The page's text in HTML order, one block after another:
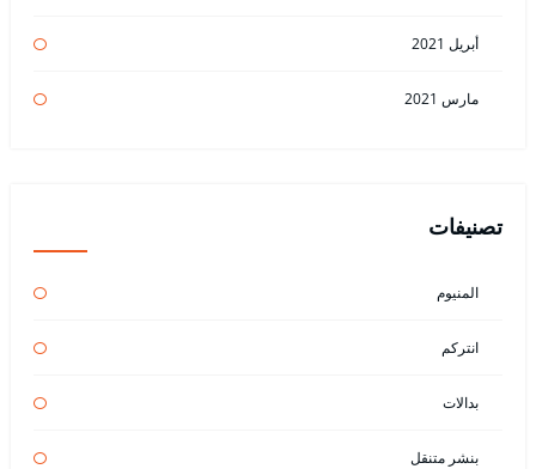
أبريل 2021
مارس 2021
تصنيفات
المنيوم
انتركم
بدالات
بنشر متنقل